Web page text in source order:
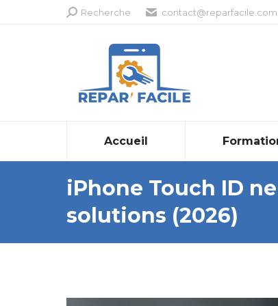
Recherche
Recherche contact@reparfacile.com
Accueil
iPhone Touch ID
solutions (2026)